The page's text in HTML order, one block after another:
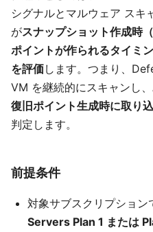
シグナルとマルウェア ス
がスナップショット作成時
ポイントが作られるタイミ
を評価します。つまり、
VM を継続的にスキャンし
復旧ポイント生成時に取り
判定します。
前提条件
対象サブスクリプション
Servers Plan 1 または